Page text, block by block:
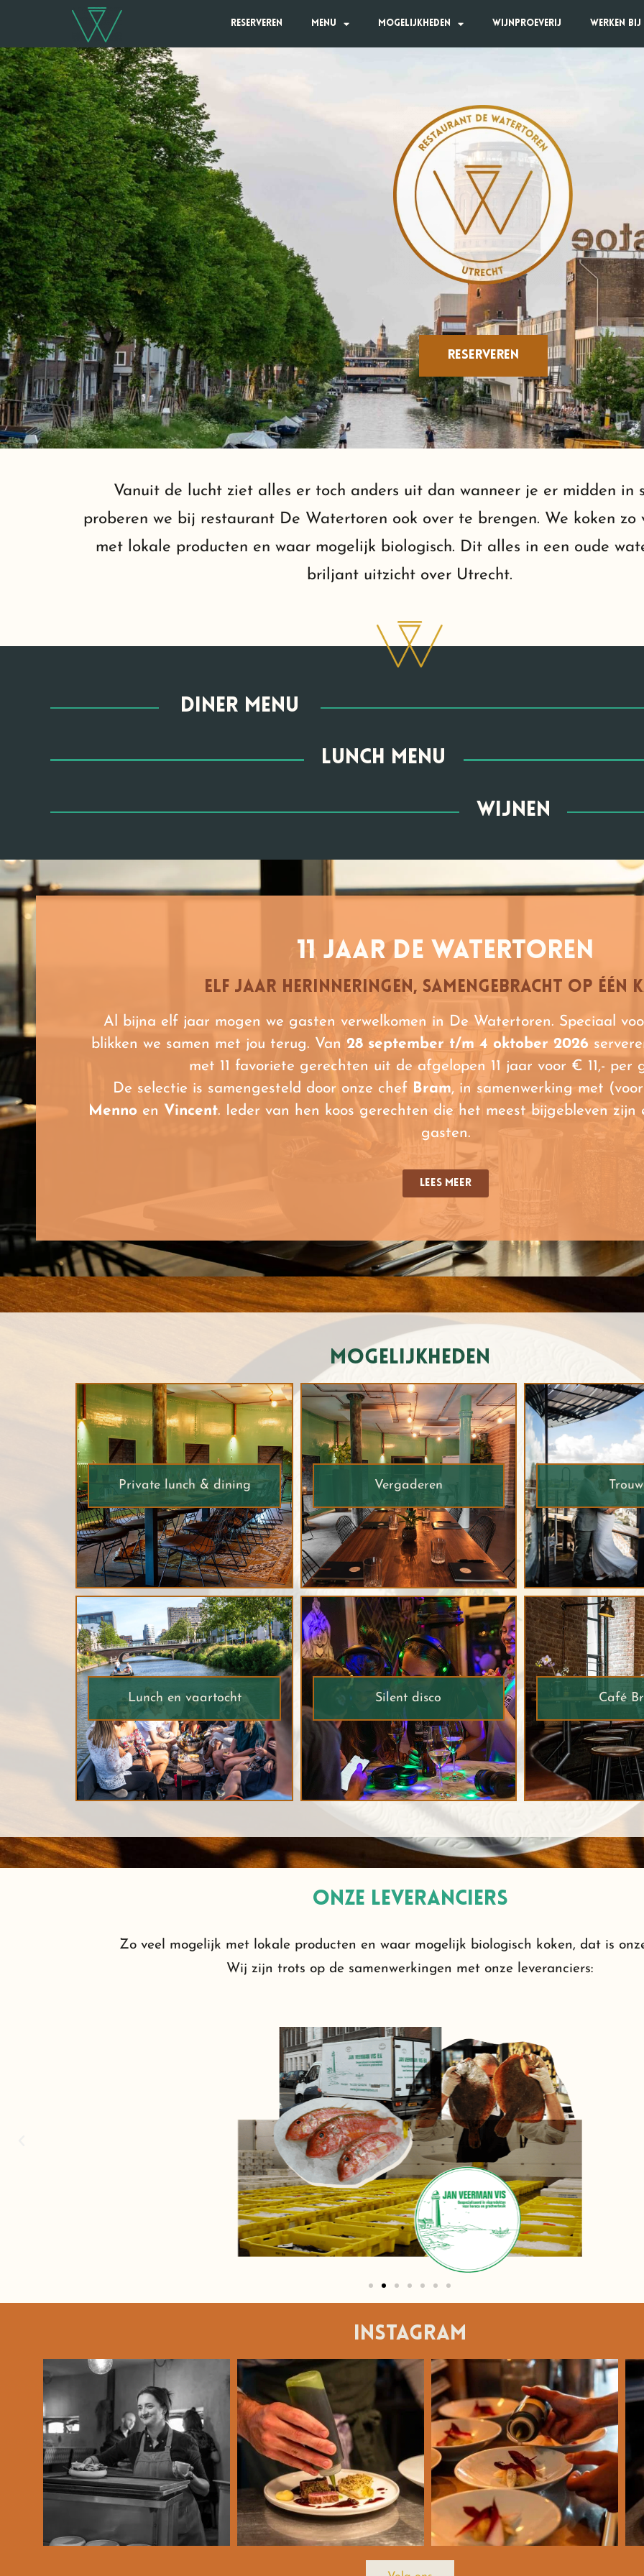
Reserveren Menu Mogelijkheden Wijnproeverij Werken bij
reserveren
Vanuit de lucht ziet alles er toch anders uit dan wanneer je er midden in
proberen we bij restaurant De Watertoren ook over te brengen. We koken zo
met lokale producten en waar mogelijk biologisch. Dit alles in een oude
briljant uitzicht over Utrecht.
diner menu
lunch menu
wijnen
11 jaar De Watertoren
Elf jaar herinneringen, samengebracht op één
Al bijna elf jaar mogen we gasten verwelkomen in De Watertoren. Speciaal
blikken we samen met jou terug. Van 28 september t/m 4 oktober 2026
met 11 favoriete gerechten uit de afgelopen 11 jaar voor € 11,-
De selectie is samengesteld door onze chef Bram, in samenwerking met
Menno en Vincent. Ieder van hen koos gerechten die het meest bijgebleven
gasten.
lees meer
mogelijkheden
Private lunch & dining Vergaderen
Lunch en vaartocht Silent disco Café
onze leveranciers
Zo veel mogelijk met lokale producten en waar mogelijk biologisch koken, dat is
Wij zijn trots op de samenwerkingen met onze leveranciers:
instagram